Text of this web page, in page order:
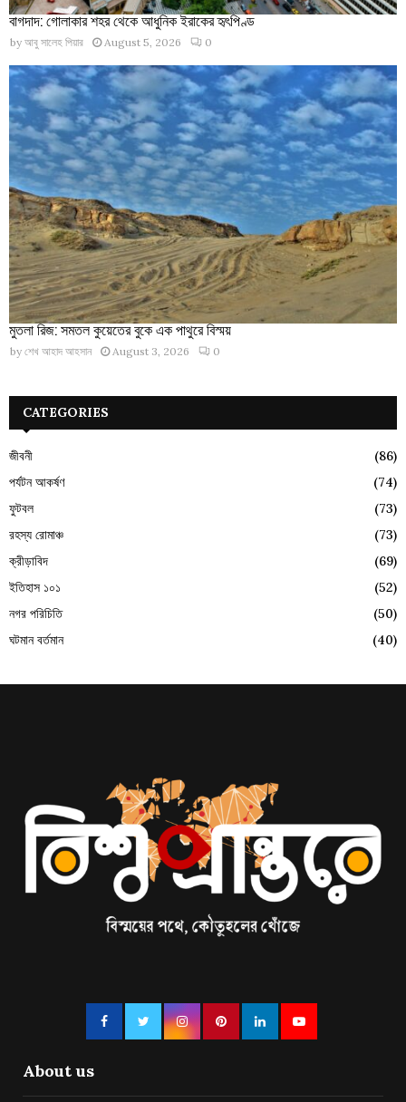
বাগদাদ: গোলাকার শহর থেকে আধুনিক ইরাকের হৃৎপিণ্ড
by আবু সালেহ পিয়ার August 5, 2026 0
মুতলা রিজ: সমতল কুয়েতের বুকে এক পাথুরে বিস্ময়
by শেখ আহাদ আহসান August 3, 2026 0
CATEGORIES
জীবনী
(86)
পর্যটন আকর্ষণ
(74)
ফুটবল
(73)
রহস্য রোমাঞ্চ
(73)
ক্রীড়াবিদ
(69)
ইতিহাস ১০১
(52)
নগর পরিচিতি
(50)
ঘটমান বর্তমান
(40)
About us